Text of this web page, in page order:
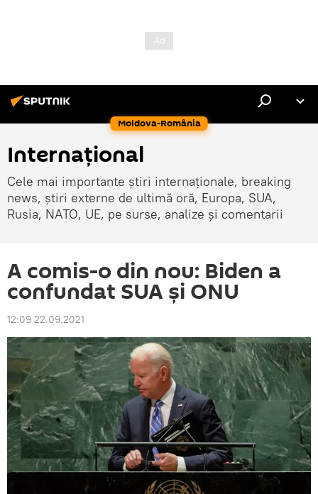
Moldova-România
Internaţional
Cele mai importante știri internaționale, breaking
news, știri externe de ultimă oră, Europa, SUA,
Rusia, NATO, UE, pe surse, analize și comentarii
A comis-o din nou: Biden a
confundat SUA și ONU
12:09 22.09.2021